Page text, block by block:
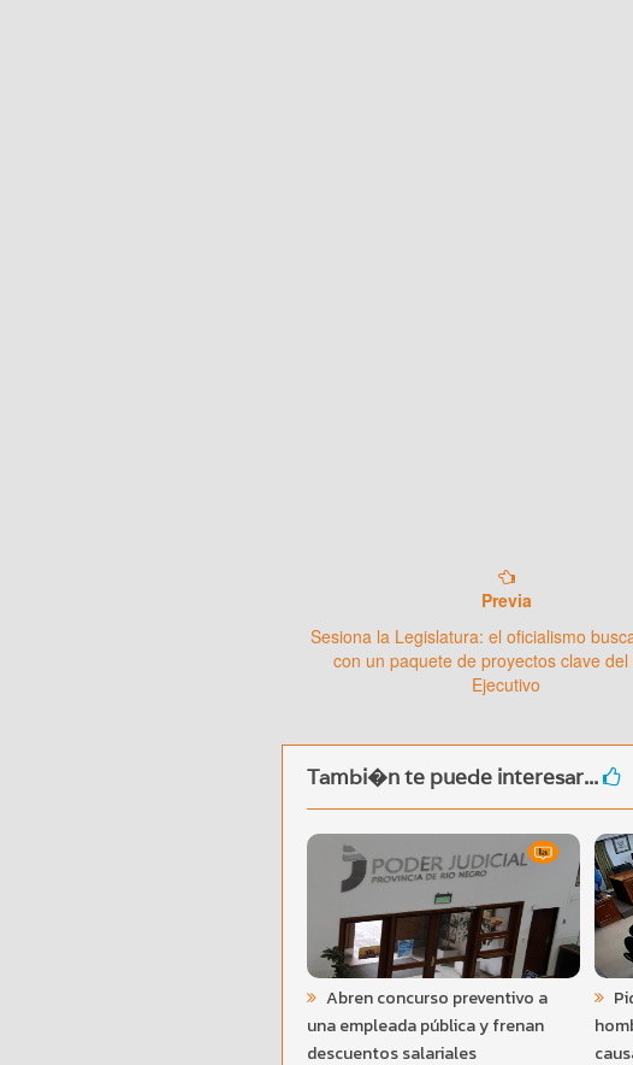
Previa
Sesiona la Legislatura: el oficialismo
con un paquete de proyectos clave del
Ejecutivo
Tambi�n te puede interesar...
Abren concurso preventivo a
una empleada pública y frenan
descuentos salariales